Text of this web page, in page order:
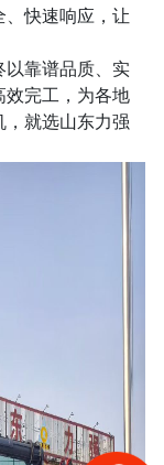
、快速响应，让
以靠谱品质、实
效完工，为各地
，就选山东力强